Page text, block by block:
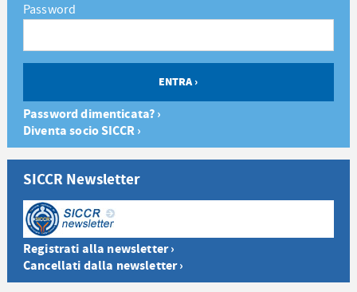
Password
Password dimenticata? ›
Diventa socio SICCR ›
SICCR Newsletter
Registrati alla newsletter ›
Cancellati dalla newsletter ›